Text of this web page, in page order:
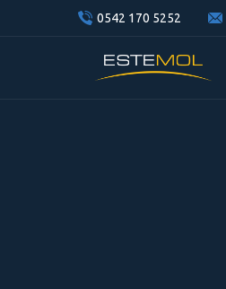
0542 170 5252